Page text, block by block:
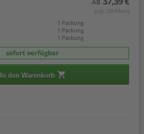
AB
(zzgl. 19% Mwst.)
1 Packung
1 Packung
1 Packung
sofort verfügbar
In den Warenkorb